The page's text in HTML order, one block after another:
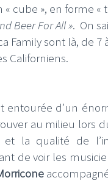
« cube », en forme
Beer For All ». On
Family sont là, de
Californiens.
d’un
au milieu lors
et la qualité de
de voir les
!!!
LE GROS RIFFIFI
LE
The